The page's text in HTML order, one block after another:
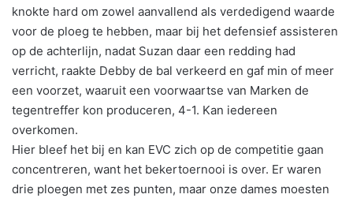
knokte hard om zowel aanvallend als verdedigend waarde
voor de ploeg te hebben, maar bij het defensief assisteren
op de achterlijn, nadat Suzan daar een redding had
verricht, raakte Debby de bal verkeerd en gaf min of meer
een voorzet, waaruit een voorwaartse van Marken de
tegentreffer kon produceren, 4-1. Kan iedereen
overkomen.
Hier bleef het bij en kan EVC zich op de competitie gaan
concentreren, want het bekertoernooi is over. Er waren
drie ploegen met zes punten, maar onze dames moesten